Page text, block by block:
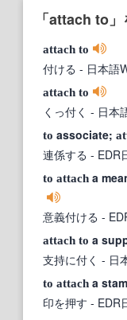
「attach to
attach to
付ける - 日本語
attach to
くっ付く - 日本
to associate;
連係する - EDR
to attach a
意義付ける -
attach to a
支持に付く - 日
to attach a
印を押す - EDR